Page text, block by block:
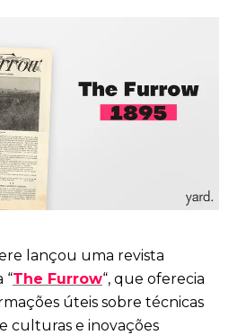
lançou uma revista
“The Furrow“, que oferecia
úteis sobre técnicas
culturas e inovações